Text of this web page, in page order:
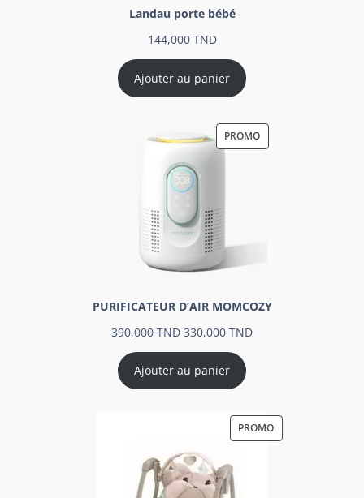
Landau porte bébé
144,000 TND
Ajouter au panier
PROMO
PURIFICATEUR D’AIR MOMCOZY
390,000TND 330,000 TND
Ajouter au panier
PROMO